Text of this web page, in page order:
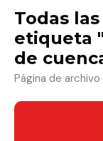
Todas
etiqueta
de
Página de